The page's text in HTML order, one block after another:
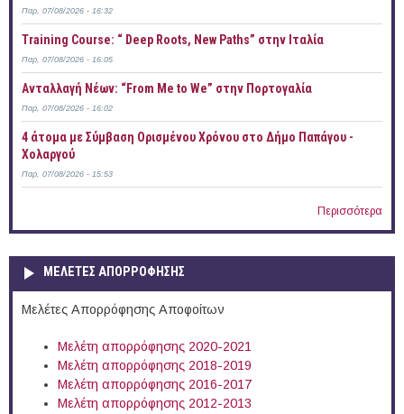
Παρ, 07/08/2026 - 16:32
Training Course: “ Deep Roots, New Paths” στην Ιταλία
Παρ, 07/08/2026 - 16:05
Ανταλλαγή Νέων: “From Me to We” στην Πορτογαλία
Παρ, 07/08/2026 - 16:02
4 άτομα με Σύμβαση Ορισμένου Χρόνου στο Δήμο Παπάγου -
Χολαργού
Παρ, 07/08/2026 - 15:53
Περισσότερα
ΜΕΛΕΤΕΣ ΑΠΟΡΡΟΦΗΣΗΣ
Μελέτες Απορρόφησης Αποφοίτων
Μελέτη απορρόφησης 2020-2021
Μελέτη απορρόφησης 2018-2019
Μελέτη απορρόφησης 2016-2017
Μελέτη απορρόφησης 2012-2013